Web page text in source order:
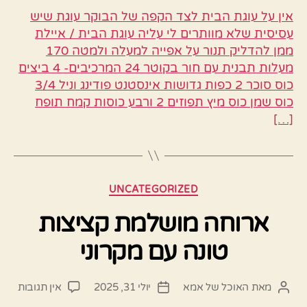
אין על עוגת הבית לצד הקפה של הבוקר עוגת שיש
עסיסית שלא מוותרים לי עליה עוגת הבית / איילת
ממן להדליק תנור על אפייה למעלה ולמטה 170
מעלות תבנית עם חור בקוטר 24 המרכיבים- 4 ביצים
כוס סוכר 2 כפות גדושות אינסטנט פודינג וניל 3/4
כוס שמן כוס מיץ תפוזים 2 ורבע כוסות קמח תופח
[…]
קטגוריות
UNCATEGORIZED
ארוחה מושלמת קציצות
טונה עם מקרוני
המחבר
מאת האוכל של אמא
תאריך
יולי 31, 2025 אין תגובות